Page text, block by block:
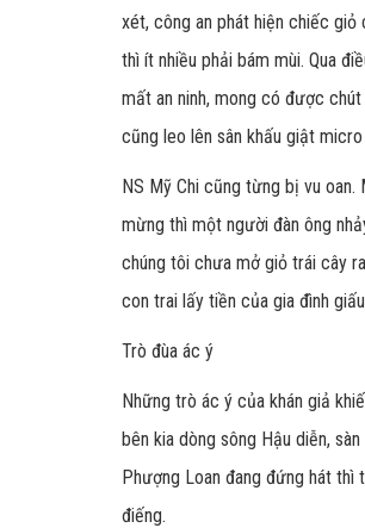
xét, công an phát hiện chiếc
thì ít nhiều phải bám mùi. Qua
mất an ninh, mong có được
cũng leo lên sân khấu giật
NS Mỹ Chi cũng từng bị vu
mừng thì một người đàn ông
chúng tôi chưa mở giỏ trái cây
con trai lấy tiền của gia đình
Trò đùa ác ý
Những trò ác ý của khán giả
bên kia dòng sông Hậu diễn,
Phượng Loan đang đứng hát thì
điếng.